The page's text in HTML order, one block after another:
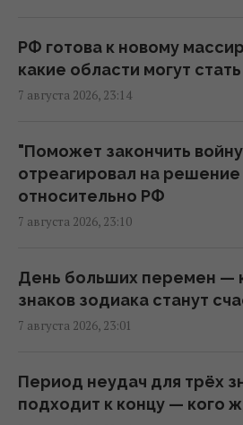
ядерный крейсер за $5
проблема
22:12 пятница, 07 августа 2026
Россия намерена
аннексировать часть
НАТО
22:01 пятница, 07 августа 2026
Во время визитов Путина
появляется много
Monde
США сделали
РФ готова к новому
какие области могут
7 августа 2026, 23:14
"Поможет закончить
отреагировал на
относительно РФ
7 августа 2026, 23:10
День больших перемен —
знаков зодиака станут
7 августа 2026, 23:01
Период неудач для трёх
подходит к концу — кого